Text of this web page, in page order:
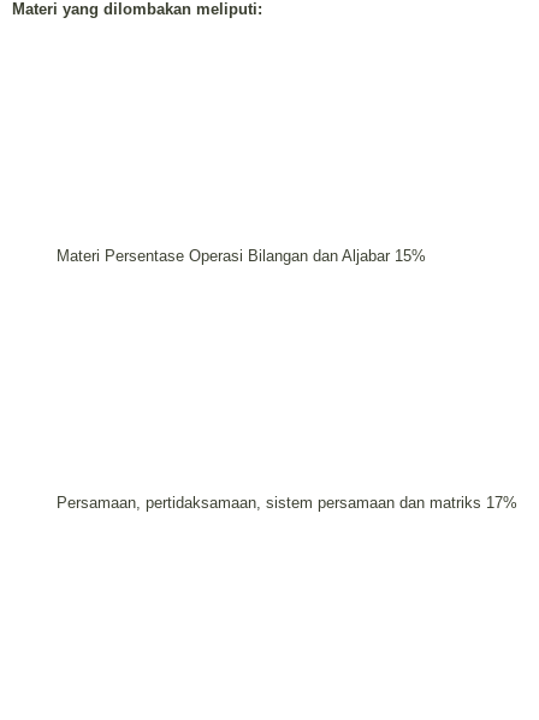
Materi yang dilombakan meliputi:
Materi Persentase Operasi Bilangan dan Aljabar 15%
Persamaan, pertidaksamaan, sistem persamaan dan matriks 17%